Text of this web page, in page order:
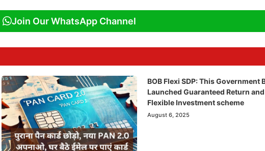
Join Our WhatsApp Channel
BOB Flexi SDP: This Government
Launched Guaranteed Return and
Flexible Investment scheme
August 6, 2025